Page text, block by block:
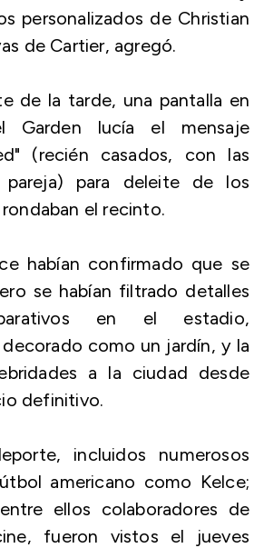
personalizados de Christian
de Cartier, agregó.
de la tarde, una pantalla en
Garden lucía el mensaje
(recién casados, con las
para deleite de los
el recinto.
habían confirmado que se
se habían filtrado detalles
en el estadio,
como un jardín, y la
a la ciudad desde
definitivo.
incluidos numerosos
americano como Kelce;
ellos colaboradores de
fueron vistos el jueves